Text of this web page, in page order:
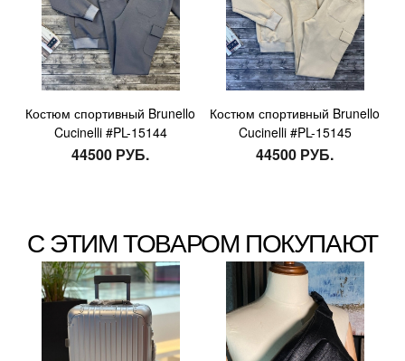
Костюм спортивный Brunello
Cucinelli #PL-15144
44500 РУБ.
Костюм спортивный Brunello
Cucinelli #PL-15145
44500 РУБ.
С ЭТИМ ТОВАРОМ ПОКУПАЮТ